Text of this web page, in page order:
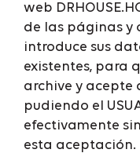
web
de las páginas y
introduce sus
existentes, para
archive y acepte
pudiendo el
efectivamente
esta aceptación.